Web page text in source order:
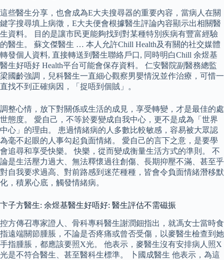
這些醫生分享，也會成為E大夫搜尋器的重要內容，當病人在關
鍵字搜尋填上病徵，E大夫便會根據醫生評論內容顯示出相關醫
生資料。 目的是讓市民更能夠找到對某種特別疾病有豐富經驗
的醫生。 蘇文傑醫生 … 本人允許Chill Health及有關的社交媒體
轉發個人資料, 直接轉送到醫生聯絡戶口, 同時明白Chill 余煜基
醫生好唔好 Health平台可能會保存資料。 仁安醫院副醫務總監
梁國齡強調，兒科醫生一直細心觀察男嬰情況並作治療，可惜一
直找不到正確病因，「捉唔到個賊」。
調整心情，放下對關係或生活的成見，享受轉變，才是最佳的處
世態度。 愛自己，不等於要變成自我中心，更不是成為「世界
中心」的理由。 患過情緒病的人多數比較敏感，容易被大眾認
為毫不起眼的人事勾起負面情緒。 愛自己的言下之意，是要學
會追尋和享受快樂。 快樂，從而變成衡量生活方式的準則。 不
論是生活壓力過大、無法釋懷過往創傷、長期抑壓不滿、甚至乎
對自我要求過高、對前路感到迷茫種種，皆會令負面情緒潛移默
化，積累心底，觸發情緒病。
卞子方醫生: 余煜基醫生好唔好: 醫生評估不需磁振
控方傳召專家證人、骨科專科醫生謝潤鈿指出，就馮女士當時食
指遠端關節腫脹，不論是否疼痛或曾否受傷，以麥醫生檢查到她
手指腫脹，都應該要照X光。 他表示，麥醫生沒有安排病人照X
光是不符合醫生、甚至醫科生標準。 卜國成醫生 他表示，為這